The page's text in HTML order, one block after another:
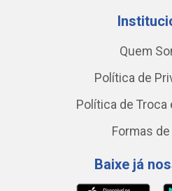
Quem
Política de
Política de Troca
Formas
Baixe já